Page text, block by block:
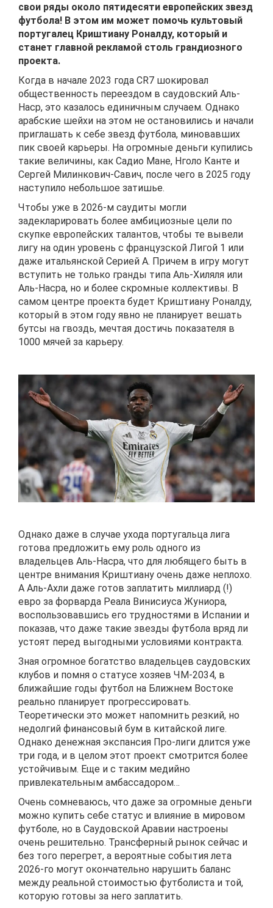
свои ряды около пятидесяти европейских звезд
футбола! В этом им может помочь культовый
португалец Криштиану Роналду, который и
станет главной рекламой столь грандиозного
проекта.
Когда в начале 2023 года CR7 шокировал
общественность переездом в саудовский Аль-
Наср, это казалось единичным случаем. Однако
арабские шейхи на этом не остановились и начали
приглашать к себе звезд футбола, миновавших
пик своей карьеры. На огромные деньги купились
такие величины, как Садио Мане, Нголо Канте и
Сергей Милинкович-Савич, после чего в 2025 году
наступило небольшое затишье.
Чтобы уже в 2026-м саудиты могли
задекларировать более амбициозные цели по
скупке европейских талантов, чтобы те вывели
лигу на один уровень с французской Лигой 1 или
даже итальянской Серией А. Причем в игру могут
вступить не только гранды типа Аль-Хиляля или
Аль-Насра, но и более скромные коллективы. В
самом центре проекта будет Криштиану Роналду,
который в этом году явно не планирует вешать
бутсы на гвоздь, мечтая достичь показателя в
1000 мячей за карьеру.
Однако даже в случае ухода португальца лига
готова предложить ему роль одного из
владельцев Аль-Насра, что для любящего быть в
центре внимания Криштиану очень даже неплохо.
А Аль-Ахли даже готов заплатить миллиард (!)
евро за форварда Реала Винисиуса Жуниора,
воспользовавшись его трудностями в Испании и
показав, что даже такие звезды футбола вряд ли
устоят перед выгодными условиями контракта.
Зная огромное богатство владельцев саудовских
клубов и помня о статусе хозяев ЧМ-2034, в
ближайшие годы футбол на Ближнем Востоке
реально планирует прогрессировать.
Теоретически это может напомнить резкий, но
недолгий финансовый бум в китайской лиге.
Однако денежная экспансия Про-лиги длится уже
три года, и в целом этот проект смотрится более
устойчивым. Еще и с таким медийно
привлекательным амбассадором…
Очень сомневаюсь, что даже за огромные деньги
можно купить себе статус и влияние в мировом
футболе, но в Саудовской Аравии настроены
очень решительно. Трансферный рынок сейчас и
без того перегрет, а вероятные события лета
2026-го могут окончательно нарушить баланс
между реальной стоимостью футболиста и той,
которую готовы за него заплатить.